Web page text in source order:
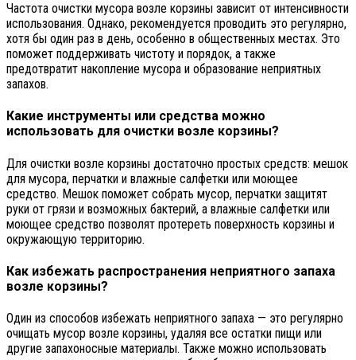
Частота очистки мусора возле корзины зависит от интенсивности
использования. Однако, рекомендуется проводить это регулярно,
хотя бы один раз в день, особенно в общественных местах. Это
поможет поддерживать чистоту и порядок, а также
предотвратит накопление мусора и образование неприятных
запахов.
Какие инструменты или средства можно
использовать для очистки возле корзины?
Для очистки возле корзины достаточно простых средств: мешок
для мусора, перчатки и влажные салфетки или моющее
средство. Мешок поможет собрать мусор, перчатки защитят
руки от грязи и возможных бактерий, а влажные салфетки или
моющее средство позволят протереть поверхность корзины и
окружающую территорию.
Как избежать распространения неприятного запаха
возле корзины?
Один из способов избежать неприятного запаха — это регулярно
очищать мусор возле корзины, удаляя все остатки пищи или
другие запахоносные материалы. Также можно использовать